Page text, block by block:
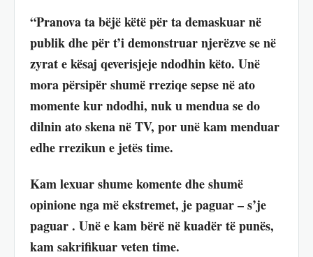
“Pranova ta bëjë këtë për ta demaskuar në
publik dhe për t’i demonstruar njerëzve se në
zyrat e kësaj qeverisjeje ndodhin këto. Unë
mora përsipër shumë rreziqe sepse në ato
momente kur ndodhi, nuk u mendua se do
dilnin ato skena në TV, por unë kam menduar
edhe rrezikun e jetës time.
Kam lexuar shume komente dhe shumë
opinione nga më ekstremet, je paguar – s’je
paguar . Unë e kam bërë në kuadër të punës,
kam sakrifikuar veten time.